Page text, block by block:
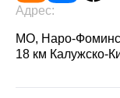
Адрес:
МО, Наро-
18 км Калужско-